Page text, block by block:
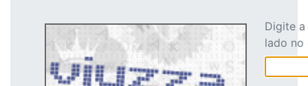
Digite
lado no